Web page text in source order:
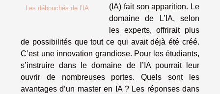
Les débouchés de l’IA
(IA) fait son apparition. Le
domaine de L’IA, selon
les experts, offrirait plus
de possibilités que tout ce qui avait déjà été créé.
C’est une innovation grandiose. Pour les étudiants,
s’instruire dans le domaine de l’IA pourrait leur
ouvrir de nombreuses portes. Quels sont les
avantages d’un master en IA ? Les réponses dans